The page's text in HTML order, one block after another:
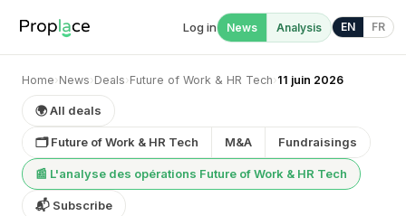
Log in News Analysis EN FR
Home› News› Deals› Future of Work & HR Tech› 11 juin 2026
🌍 All deals
🗂 Future of Work & HR Tech M&A Fundraisings
📰 L'analyse des opérations Future of Work & HR Tech
📬 Subscribe